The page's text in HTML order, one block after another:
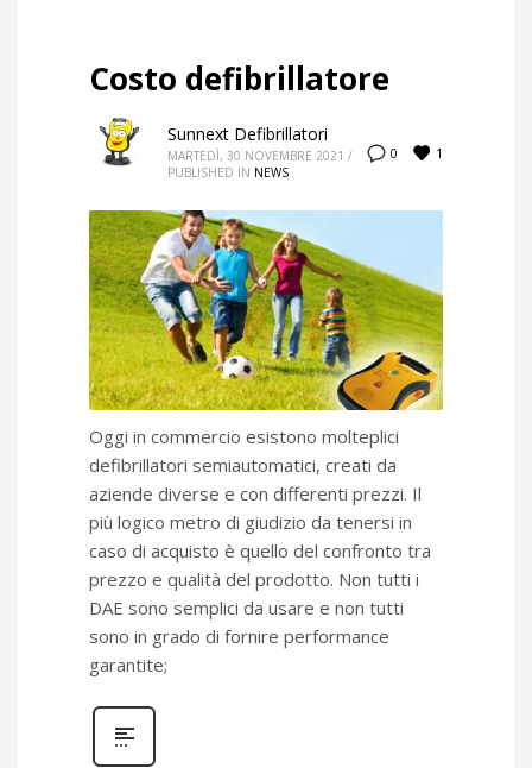
Costo defibrillatore
0 1
Sunnext Defibrillatori
MARTEDÌ, 30 NOVEMBRE 2021 /
PUBLISHED IN NEWS
Oggi in commercio esistono molteplici
defibrillatori semiautomatici, creati da
aziende diverse e con differenti prezzi. Il
più logico metro di giudizio da tenersi in
caso di acquisto è quello del confronto tra
prezzo e qualità del prodotto. Non tutti i
DAE sono semplici da usare e non tutti
sono in grado di fornire performance
garantite;